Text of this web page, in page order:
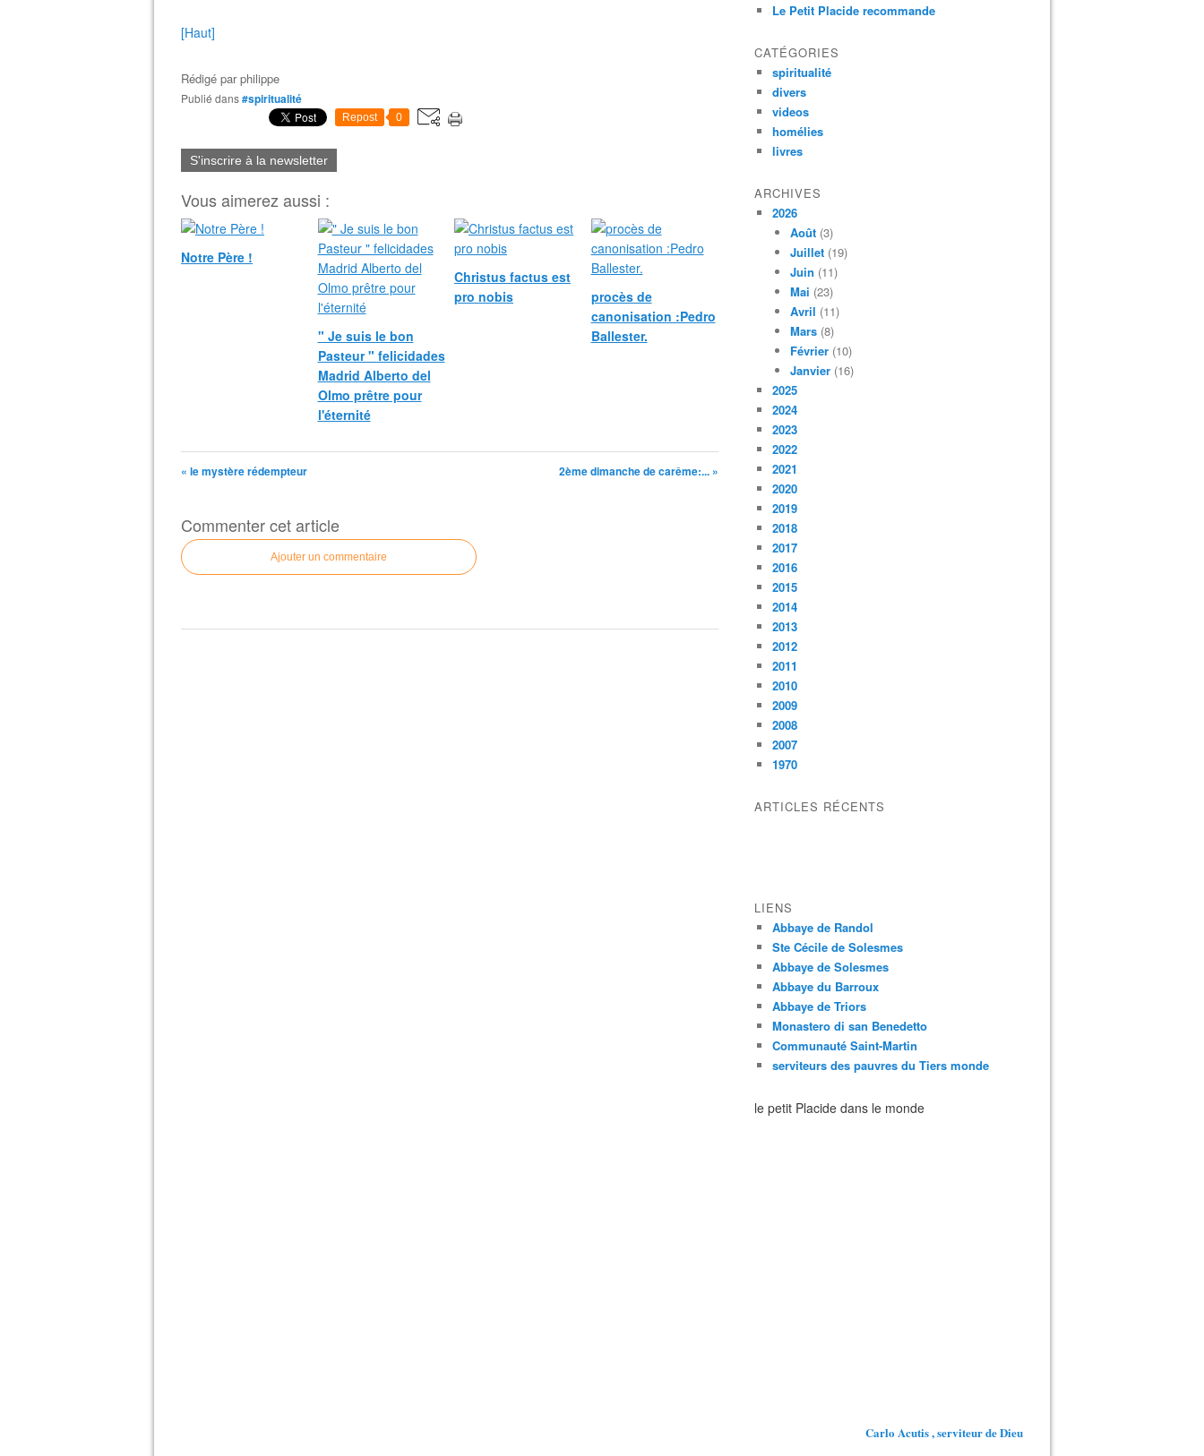
[Haut]
Rédigé parphilippe
Publié dans#spiritualité
Repost 0
S'inscrire à la newsletter
Vous aimerez aussi :
Notre Père !
" Je suis le bon
Pasteur " felicidades
Madrid Alberto del
Olmo prêtre pour
l'éternité
Christus factus est
pro nobis
procès de
canonisation :Pedro
Ballester.
« le mystère rédempteur 2ème dimanche de carême:... »
Commenter cet article
Ajouter un commentaire
Le Petit Placide recommande
CATÉGORIES
spiritualité
divers
videos
homélies
livres
ARCHIVES
2026
Août (3)
Juillet (19)
Juin (11)
Mai (23)
Avril (11)
Mars (8)
Février (10)
Janvier (16)
2025
2024
2023
2022
2021
2020
2019
2018
2017
2016
2015
2014
2013
2012
2011
2010
2009
2008
2007
1970
ARTICLES RÉCENTS
LIENS
Abbaye de Randol
Ste Cécile de Solesmes
Abbaye de Solesmes
Abbaye du Barroux
Abbaye de Triors
Monastero di san Benedetto
Communauté Saint-Martin
serviteurs des pauvres du Tiers monde
le petit Placide dans le monde
Carlo Acutis , serviteur de Dieu